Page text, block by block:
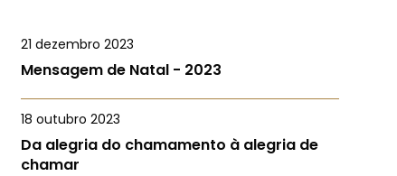
21 dezembro 2023
Mensagem de Natal - 2023
18 outubro 2023
Da alegria do chamamento à alegria de
chamar